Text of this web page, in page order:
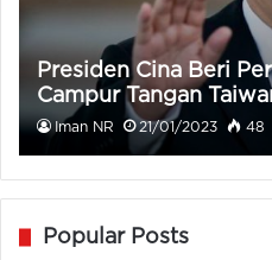
Presiden Cina Beri
Campur Tangan
Iman NR 21/01/2023 48
Popular Posts